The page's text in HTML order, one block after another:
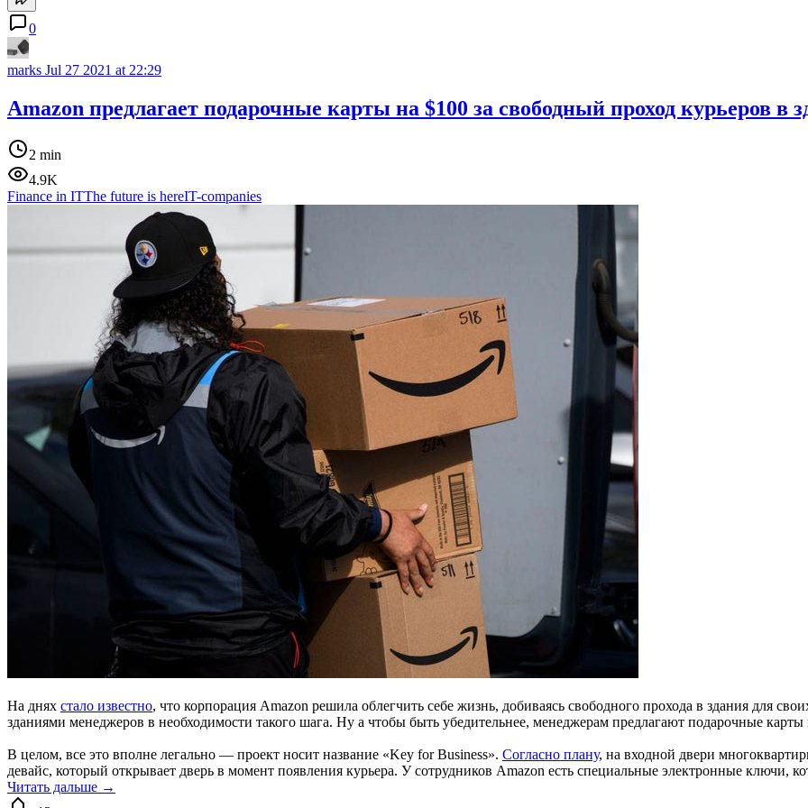
0
marks Jul 27 2021 at 22:29
Amazon предлагает подарочные карты на $100 за свободный проход курьеров в
2 min
4.9K
Finance in ITThe future is hereIT-companies
На днях стало известно, что корпорация Amazon решила облегчить себе жизнь, добиваясь свободного прохода в здания для
зданиями менеджеров в необходимости такого шага. Ну а чтобы быть убедительнее, менеджерам предлагают подарочные карты
В целом, все это вполне легально — проект носит название «Key for Business». Согласно плану, на входной двери
девайс, который открывает дверь в момент появления курьера. У сотрудников Amazon есть специальные электронные ключи,
Читать дальше →